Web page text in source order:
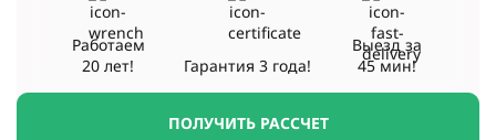
ПОЛУЧИТЬ РАССЧЕТ
Работаем
20 лет!
Гарантия3 года!
Выезд за
45 мин!